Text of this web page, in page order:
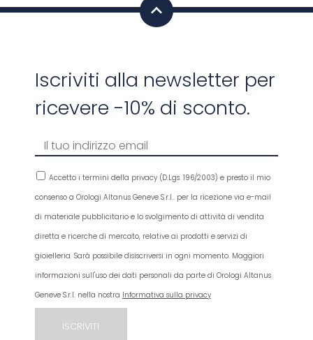
Iscriviti alla newsletter per
ricevere -10% di sconto.
Accetto i termini della privacy (D.Lgs. 196/2003) e presto il mio
consenso a Orologi Altanus Geneve S.r.l.. per la ricezione via e-mail
di materiale pubblicitario e lo svolgimento di attività di vendita
diretta e ricerche di mercato, relative ai prodotti e servizi di
gioielleria. Sarà possibile disiscriversi in ogni momento. Maggiori
informazioni sull'uso dei dati personali da parte di Orologi Altanus
Geneve S.r.l. nella nostra Informativa sulla privacy